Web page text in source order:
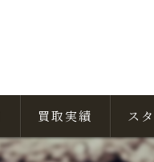
買取実績 ス